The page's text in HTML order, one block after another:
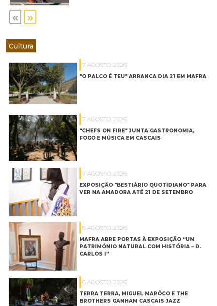
« »
Cultura
7 AGOSTO, 2026
"O PALCO É TEU" ARRANCA DIA 21 EM MAFRA
7 AGOSTO, 2026
"CHEFS ON FIRE" JUNTA GASTRONOMIA,
FOGO E MÚSICA EM CASCAIS
7 AGOSTO, 2026
EXPOSIÇÃO "BESTIÁRIO QUOTIDIANO" PARA
VER NA AMADORA ATÉ 21 DE SETEMBRO
6 AGOSTO, 2026
MAFRA ABRE PORTAS À EXPOSIÇÃO “UM
PATRIMÓNIO NATURAL COM HISTÓRIA – D.
CARLOS I”
6 AGOSTO, 2026
TERRA TERRA, MIGUEL MARÔCO E THE
BROTHERS GANHAM CASCAIS JAZZ